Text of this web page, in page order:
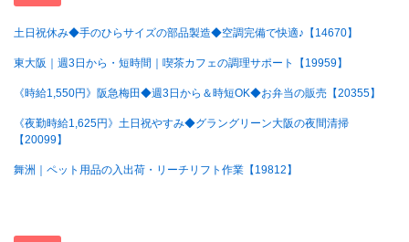
土日祝休み◆手のひらサイズの部品製造◆空調完備で快適♪【14670】
東大阪｜週3日から・短時間｜喫茶カフェの調理サポート【19959】
《時給1,550円》阪急梅田◆週3日から＆時短OK◆お弁当の販売【20355】
《夜勤時給1,625円》土日祝やすみ◆グラングリーン大阪の夜間清掃
【20099】
舞洲｜ペット用品の入出荷・リーチリフト作業【19812】